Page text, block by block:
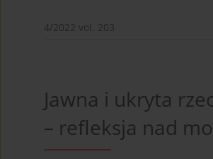
4/2022 vol. 203
Jawna i ukryta
– refleksja nad